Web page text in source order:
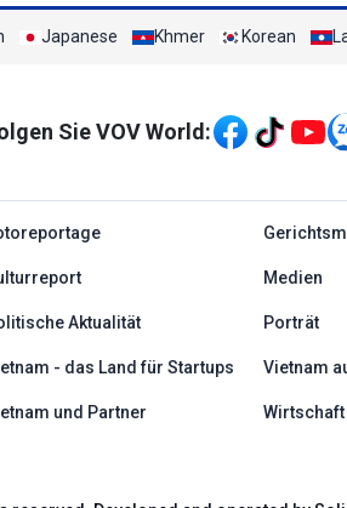
Japanese Khmer Korean
Sie VOV World:
footer tiếng
Medien
Aktualität Porträt
- das Land für Startups Vietnam
und Partner Wirtschaft